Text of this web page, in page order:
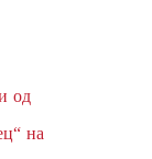
од
на